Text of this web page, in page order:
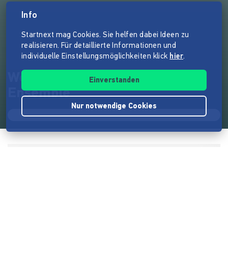
Weihnachtskonzert des Gellert
Ensemble
Info
Startnext mag Cookies. Sie helfen dabei Ideen zu
realisieren. Für detaillierte Informationen und
individuelle Einstellungsmöglichkeiten klick hier.
Einverstanden
Nur notwendige Cookies